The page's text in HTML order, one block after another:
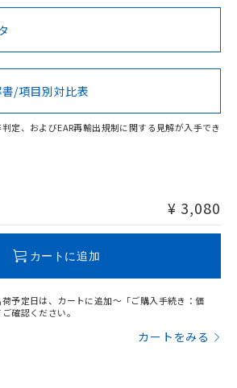
Hg Cd Cr(VI)
O
混在する可能性があります。
。
この製品の規格認証/適合状況ページへ
はこちらのページからご検索ください
/項目別対比表
定、およびEAR再輸出規制に関する見解が入手でき
¥ 3,080
カートに追加
予定日は、カートに追加～「ご購入手続き：価
確認ください。
カートをみる